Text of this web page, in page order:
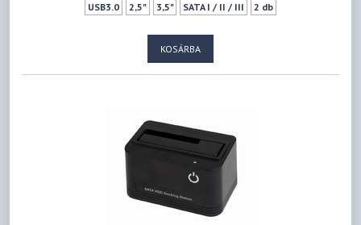
USB3.0 2,5" 3,5" SATA I / II / III 2 db
KOSÁRBA